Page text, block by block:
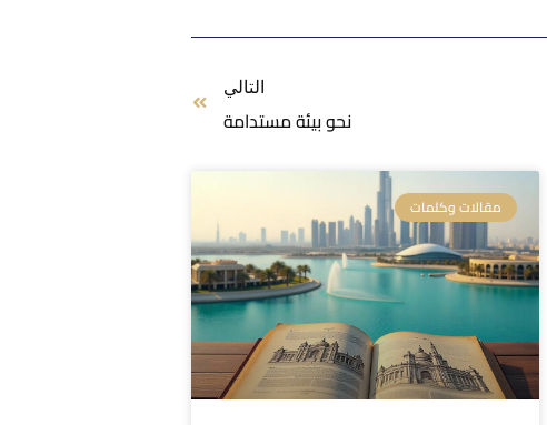
التالي
نحو بيئة مستدامة
مقالات وكلمات